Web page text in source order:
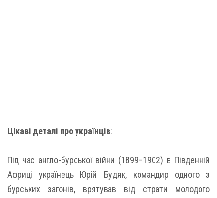
Цікаві деталі про українців:
Під час англо-бурської війни (1899–1902) в Південній
Африці українець Юрій Будяк, командир одного з
бурських загонів, врятував від страти молодого